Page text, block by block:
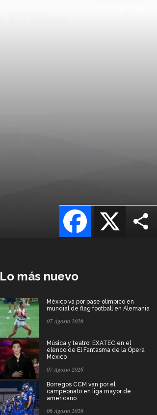
X
Facebook
Lo más nuevo
México va por pase olímpico en
mundial de flag football en Alemania
07 Agosto 2026
Música y teatro: EXATEC en el
elenco de El Fantasma de la Ópera
Mexico
07 Agosto 2026
Borregos CCM van por el
campeonato en liga mayor de
americano
06 Agosto 2026